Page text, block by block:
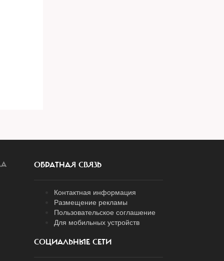
ОБРАТНАЯ СВЯЗЬ
Контактная информация
Размещение рекламы
Пользовательское соглашение
Для мобильных устройств
СОЦИАЛЬНЫЕ СЕТИ